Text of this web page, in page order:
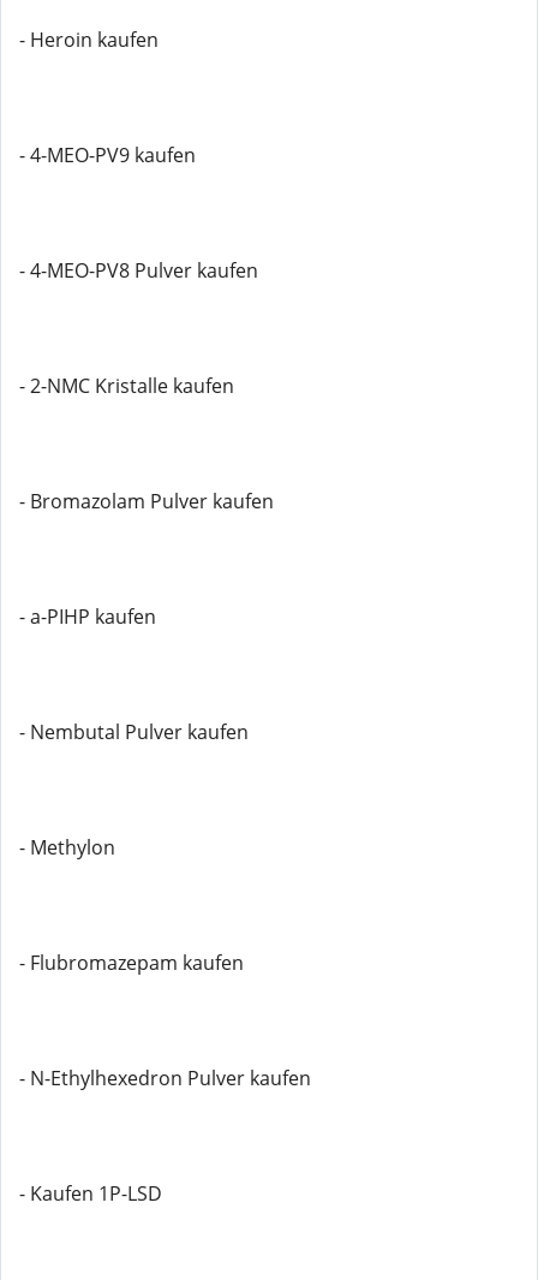
- Heroin kaufen
- 4-MEO-PV9 kaufen
- 4-MEO-PV8 Pulver kaufen
- 2-NMC Kristalle kaufen
- Bromazolam Pulver kaufen
- a-PIHP kaufen
- Nembutal Pulver kaufen
- Methylon
- Flubromazepam kaufen
- N-Ethylhexedron Pulver kaufen
- Kaufen 1P-LSD